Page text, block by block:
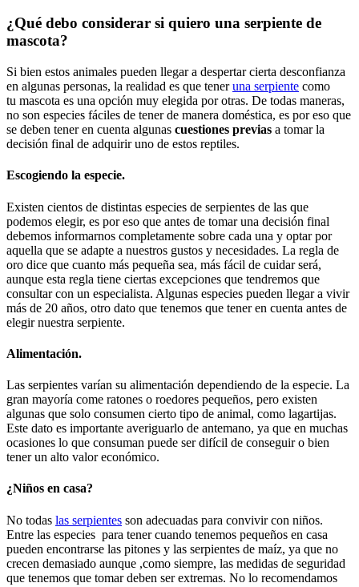
¿Qué debo considerar si quiero una serpiente de
mascota?
Si bien estos animales pueden llegar a despertar cierta desconfianza
en algunas personas, la realidad es que teneruna serpiente como
tu mascota es una opción muy elegida por otras. De todas maneras,
no son especies fáciles de tener de manera doméstica, es por eso que
se deben tener en cuenta algunas cuestiones previas a tomar la
decisión final de adquirir uno de estos reptiles.
Escogiendo la especie.
Existen cientos de distintas especies de serpientes de las que
podemos elegir, es por eso que antes de tomar una decisión final
debemos informarnos completamente sobre cada una y optar por
aquella que se adapte a nuestros gustos y necesidades. La regla de
oro dice que cuanto más pequeña sea, más fácil de cuidar será,
aunque esta regla tiene ciertas excepciones que tendremos que
consultar con un especialista. Algunas especies pueden llegar a vivir
más de 20 años, otro dato que tenemos que tener en cuenta antes de
elegir nuestra serpiente.
Alimentación.
Las serpientes varían su alimentación dependiendo de la especie. La
gran mayoría come ratones o roedores pequeños, pero existen
algunas que solo consumen cierto tipo de animal, como lagartijas.
Este dato es importante averiguarlo de antemano, ya que en muchas
ocasiones lo que consuman puede ser difícil de conseguir o bien
tener un alto valor económico.
¿Niños en casa?
No todas las serpientes son adecuadas para convivir con niños.
Entre las especies para tener cuando tenemos pequeños en casa
pueden encontrarse las pitones y las serpientes de maíz, ya que no
crecen demasiado aunque ,como siempre, las medidas de seguridad
que tenemos que tomar deben ser extremas. No lo recomendamos